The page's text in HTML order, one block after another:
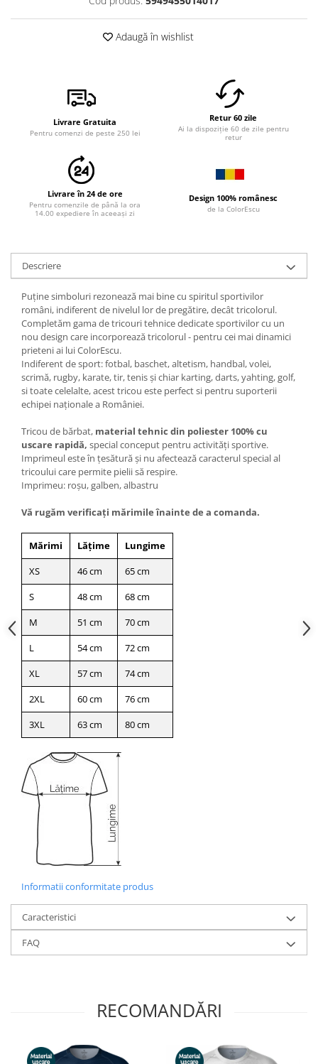
Adaugă în wishlist
Livrare Gratuita
Pentru comenzi de peste 250 lei
Retur 60 zile
Ai la dispoziție 60 de zile pentru
retur
Livrare în 24 de ore
Pentru comenzile de până la ora
14.00 expediere în aceeași zi
Design 100% românesc
de la ColorEscu
Descriere
Puține simboluri rezonează mai bine cu spiritul sportivilor
români, indiferent de nivelul lor de pregătire, decât tricolorul.
Completăm gama de tricouri tehnice dedicate sportivilor cu un
nou design care incorporează tricolorul - pentru cei mai dinamici
prieteni ai lui ColorEscu.
Indiferent de sport: fotbal, baschet, altetism, handbal, volei,
scrimă, rugby, karate, tir, tenis și chiar karting, darts, yahting, golf,
si toate celelalte, acest tricou este perfect si pentru suporterii
echipei naționale a României.
Tricou de bărbat, material tehnic din poliester 100% cu
uscare rapidă, special conceput pentru activități sportive.
Imprimeul este în țesătură și nu afectează caracterul special al
tricoului care permite pielii să respire.
Imprimeu: roșu, galben, albastru
Vă rugăm verificaţi mărimile înainte de a comanda.
Mărimi Lățime
Lungime
XS
46 cm
65 cm
S
48 cm
68 cm
M
51 cm
70 cm
L
54 cm
72 cm
XL
57 cm
74 cm
2XL
60 cm
76 cm
3XL
63 cm 80 cm
Informatii conformitate produs
Caracteristici
FAQ
RECOMANDĂRI